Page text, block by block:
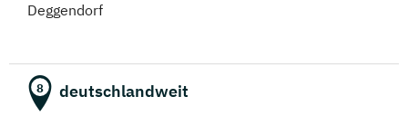
Deggendorf
8 deutschlandweit